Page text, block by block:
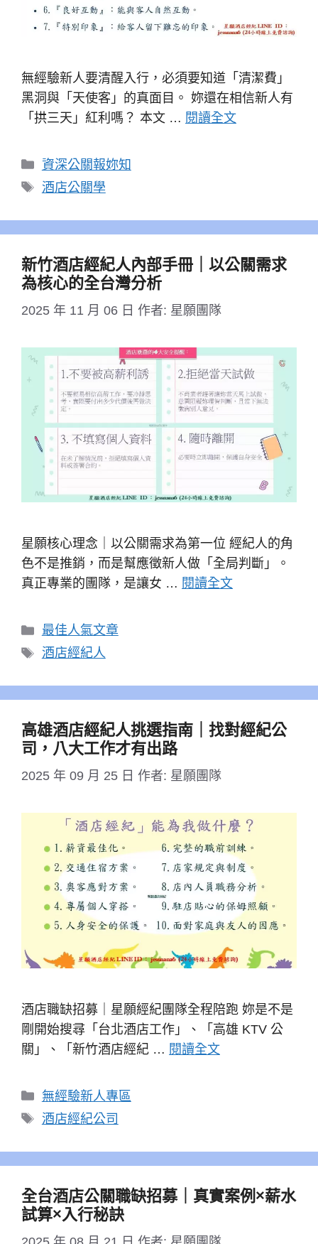
無經驗新人要清醒入行，必須要知道「清潔費」
黑洞與「天使客」的真面目。 妳還在相信新人有
「拱三天」紅利嗎？ 本文 … 閱讀全文
分
類
資深公關報妳知
標
酒店公關學
新竹酒店經紀人內部手冊｜以公關需求
為核心的全台灣分析
2025 年 11 月 06 日 作者: 星願團隊
星願核心理念｜以公關需求為第一位 經紀人的角
色不是推銷，而是幫應徵新人做「全局判斷」。
真正專業的團隊，是讓女 … 閱讀全文
分
類
最佳人氣文章
標
酒店經紀人
高雄酒店經紀人挑選指南｜找對經紀公
司，八大工作才有出路
2025 年 09 月 25 日 作者: 星願團隊
酒店職缺招募｜星願經紀團隊全程陪跑 妳是不是
剛開始搜尋「台北酒店工作」、「高雄 KTV 公
關」、「新竹酒店經紀 … 閱讀全文
分
類
無經驗新人專區
標
酒店經紀公司
全台酒店公關職缺招募｜真實案例×薪水
試算×入行秘訣